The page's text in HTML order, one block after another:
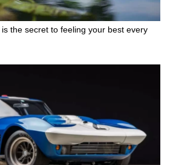
the secret to feeling your best every